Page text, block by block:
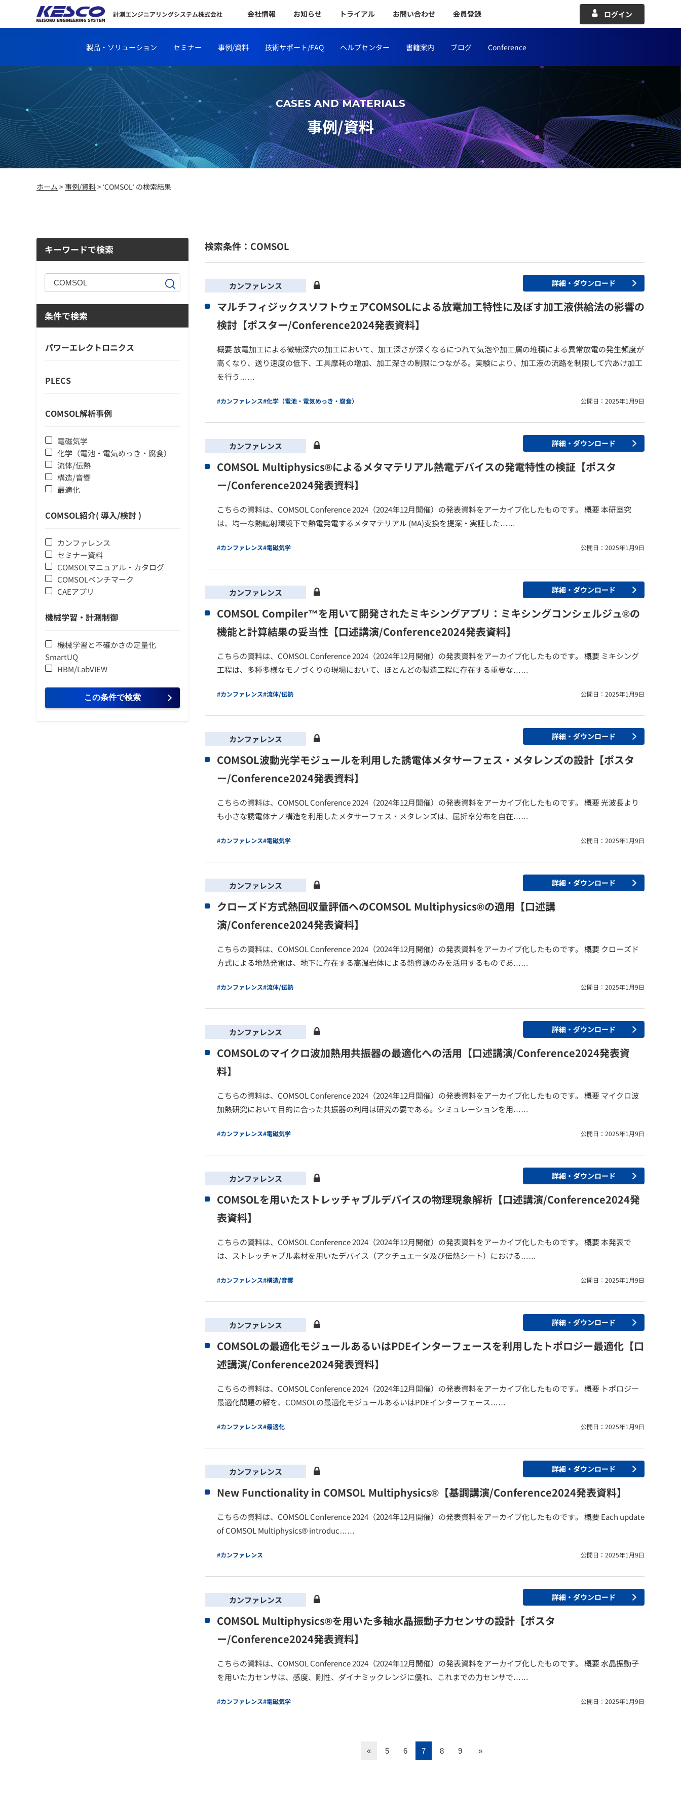
計測エンジニアリングシステム株式会社 会社情報 お知らせ トライアル お問い合わせ 会員登録 ログイン
製品・ソリューション セミナー 事例/資料 技術サポート/FAQ ヘルプセンター 書籍案内 ブログ Conference
CASES AND MATERIALS
事例/資料
ホーム >事例/資料> ‘COMSOL’ の検索結果
キーワードで検索
条件で検索
パワーエレクトロニクス
PLECS
COMSOL解析事例
電磁気学
化学（電池・電気めっき・腐食）
流体/伝熱
構造/音響
最適化
COMSOL紹介( 導入/検討 )
カンファレンス
セミナー資料
COMSOLマニュアル・カタログ
COMSOLベンチマーク
CAEアプリ
機械学習・計測制御
機械学習と不確かさの定量化
SmartUQ
HBM/LabVIEW
検索条件：COMSOL
カンファレンス
マルチフィジックスソフトウェアCOMSOLによる放電加工特性に及ぼす加工液供給法の影響の
検討【ポスター/Conference2024発表資料】
概要 放電加工による微細深穴の加工において、加工深さが深くなるにつれて気泡や加工屑の堆積による異常放電の発生頻度が
高くなり、送り速度の低下、工具摩耗の増加、加工深さの制限につながる。実験により、加工液の流路を制限して穴あけ加工
を行う……
#カンファレンス#化学（電池・電気めっき・腐食） 公開日：2025年1月9日
詳細・ダウンロード
カンファレンス
COMSOL Multiphysics®によるメタマテリアル熱電デバイスの発電特性の検証【ポスタ
ー/Conference2024発表資料】
こちらの資料は、COMSOL Conference 2024（2024年12月開催）の発表資料をアーカイブ化したものです。 概要 本研室究
は、均一な熱輻射環境下で熱電発電するメタマテリアル (MA)変換を提案・実証した……
#カンファレンス#電磁気学 公開日：2025年1月9日
詳細・ダウンロード
カンファレンス
COMSOL Compiler™を用いて開発されたミキシングアプリ：ミキシングコンシェルジュ®の
機能と計算結果の妥当性【口述講演/Conference2024発表資料】
こちらの資料は、COMSOL Conference 2024（2024年12月開催）の発表資料をアーカイブ化したものです。 概要 ミキシング
工程は、多種多様なモノづくりの現場において、ほとんどの製造工程に存在する重要な……
#カンファレンス#流体/伝熱 公開日：2025年1月9日
詳細・ダウンロード
カンファレンス
COMSOL波動光学モジュールを利用した誘電体メタサーフェス・メタレンズの設計【ポスタ
ー/Conference2024発表資料】
こちらの資料は、COMSOL Conference 2024（2024年12月開催）の発表資料をアーカイブ化したものです。 概要 光波長より
も小さな誘電体ナノ構造を利用したメタサーフェス・メタレンズは、屈折率分布を自在……
#カンファレンス#電磁気学 公開日：2025年1月9日
詳細・ダウンロード
カンファレンス
クローズド方式熱回収量評価へのCOMSOL Multiphysics®の適用【口述講
演/Conference2024発表資料】
こちらの資料は、COMSOL Conference 2024（2024年12月開催）の発表資料をアーカイブ化したものです。 概要 クローズド
方式による地熱発電は、地下に存在する高温岩体による熱資源のみを活用するものであ……
#カンファレンス#流体/伝熱 公開日：2025年1月9日
詳細・ダウンロード
カンファレンス
COMSOLのマイクロ波加熱用共振器の最適化への活用【口述講演/Conference2024発表資
料】
こちらの資料は、COMSOL Conference 2024（2024年12月開催）の発表資料をアーカイブ化したものです。 概要 マイクロ波
加熱研究において目的に合った共振器の利用は研究の要である。シミュレーションを用……
#カンファレンス#電磁気学 公開日：2025年1月9日
詳細・ダウンロード
カンファレンス
COMSOLを用いたストレッチャブルデバイスの物理現象解析【口述講演/Conference2024発
表資料】
こちらの資料は、COMSOL Conference 2024（2024年12月開催）の発表資料をアーカイブ化したものです。 概要 本発表で
は、ストレッチャブル素材を用いたデバイス（アクチュエータ及び伝熱シート）における……
#カンファレンス#構造/音響 公開日：2025年1月9日
詳細・ダウンロード
カンファレンス
COMSOLの最適化モジュールあるいはPDEインターフェースを利用したトポロジー最適化【口
述講演/Conference2024発表資料】
こちらの資料は、COMSOL Conference 2024（2024年12月開催）の発表資料をアーカイブ化したものです。 概要 トポロジー
最適化問題の解を、COMSOLの最適化モジュールあるいはPDEインターフェース……
#カンファレンス#最適化 公開日：2025年1月9日
詳細・ダウンロード
カンファレンス
New Functionality in COMSOL Multiphysics®【基調講演/Conference2024発表資料】
こちらの資料は、COMSOL Conference 2024（2024年12月開催）の発表資料をアーカイブ化したものです。 概要 Each update
of COMSOL Multiphysics® introduc……
#カンファレンス 公開日：2025年1月9日
詳細・ダウンロード
カンファレンス
COMSOL Multiphysics®を用いた多軸水晶振動子力センサの設計【ポスタ
ー/Conference2024発表資料】
こちらの資料は、COMSOL Conference 2024（2024年12月開催）の発表資料をアーカイブ化したものです。 概要 水晶振動子
を用いた力センサは、感度、剛性、ダイナミックレンジに優れ、これまでの力センサで……
#カンファレンス#電磁気学 公開日：2025年1月9日
詳細・ダウンロード
« 5 6 7 8 9 »